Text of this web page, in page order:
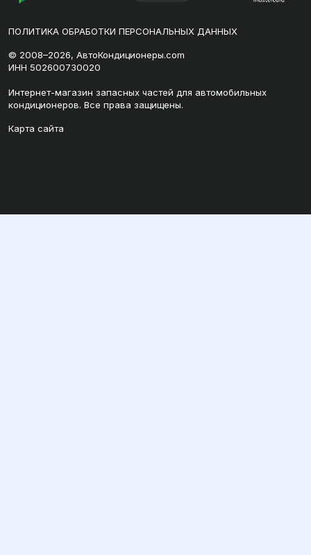
ПОЛИТИКА ОБРАБОТКИ ПЕРСОНАЛЬНЫХ ДАННЫХ
© 2008–2026, АвтоКондиционеры.com
ИНН 502600730020
Интернет-магазин запасных частей для автомобильных
кондиционеров. Все права защищены.
Карта сайта